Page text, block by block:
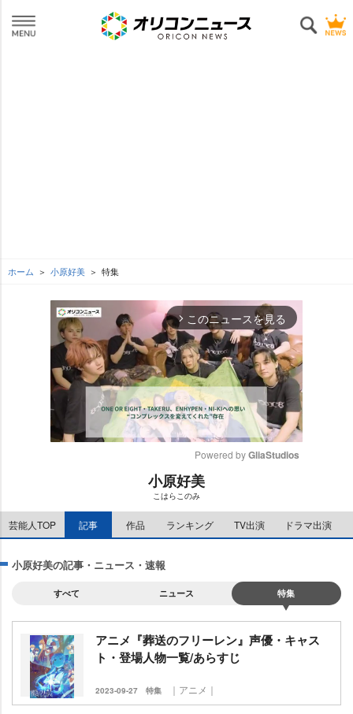
ホーム 小原好美 特集
arrow_forward_ios このニュースを見る
e
Powered by GliaStudios
小原好美
こはらこのみ
芸能人TOP 記事 作品 ランキング TV出演 ドラマ出演
小原好美の記事・ニュース・速報
すべて ニュース 特集
アニメ『葬送のフリーレン』声優・キャス
ト・登場人物一覧/あらすじ
2023-09-27 特集 ｜アニメ｜